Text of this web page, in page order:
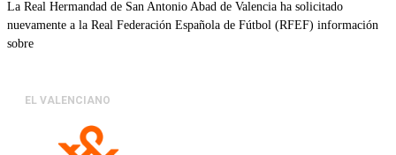
La Real Hermandad de San Antonio Abad de Valencia ha solicitado
nuevamente a la Real Federación Española de Fútbol (RFEF) información
sobre
EL VALENCIANO